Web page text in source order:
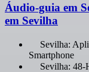
Áudio-guia em
em Sevilha
Sevilha:
Smartphone
Sevilha: